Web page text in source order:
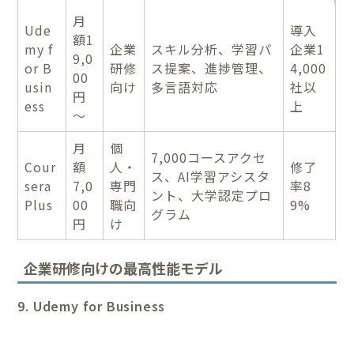
Ude
my f
or B
usin
ess
月
額1
9,0
00
円
～
企業
研修
向け
スキル分析、学習パ
ス提案、進捗管理、
多言語対応
導入
企業1
4,000
社以
上
Cour
sera
Plus
月
額
7,0
00
円
個
人・
専門
職向
け
7,000コースアクセ
ス、AI学習アシスタ
ント、大学認定プロ
グラム
修了
率8
9%
企業研修向けの最高性能モデル
9. Udemy for Business